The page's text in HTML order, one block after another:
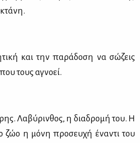
και την πα­ρά­δο­ση να σώ­ζεις
τους αγνο­εί.
Λα­βύ­ριν­θος, η δια­δρο­μή του. Η
ζώο η μό­νη προ­σευ­χή ένα­ντι του